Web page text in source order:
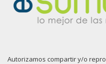
Autorizamos compartir y/o